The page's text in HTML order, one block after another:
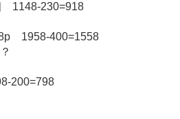
1148-230=918
1958-400=1558
200=798